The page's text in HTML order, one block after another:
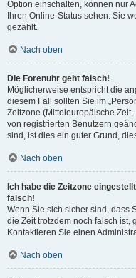
Option einschalten, können nur
Ihren Online-Status sehen. Sie
gezählt.
Nach oben
Die Forenuhr geht falsch!
Möglicherweise entspricht die
diesem Fall sollten Sie im
Zeitzone (Mitteleuropäische
von registrierten Benutzern
sind, ist dies ein guter Grund,
Nach oben
Ich habe die Zeitzone
falsch!
Wenn Sie sich sicher sind, dass
die Zeit trotzdem noch falsch ist,
Kontaktieren Sie einen
Nach oben